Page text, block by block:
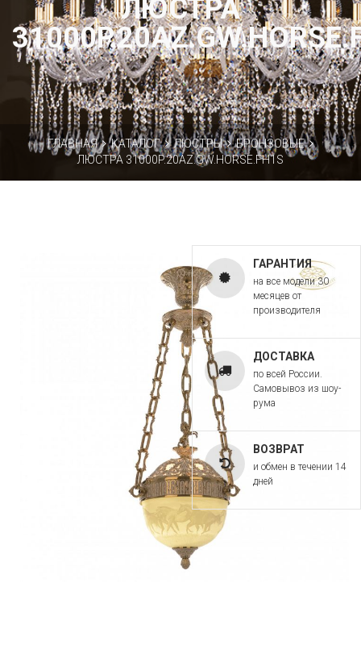
ЛЮСТРА
ГЛАВНАЯ КАТАЛОГ ЛЮСТРЫ
БРОНЗОВЫЕ
ЛЮСТРА 31000P.20AZ.GW.HORSE.FH1S
ГАРАНТИЯ
на все модели 30
месяцев от
производителя
ДОСТАВКА
по всей России.
Самовывоз из шоу-
рума
ВОЗВРАТ
и обмен в течении 14
дней